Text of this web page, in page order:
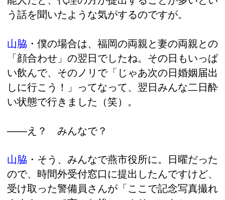
う話を聞いたような気がするのですが。
山脇 ・ 僕の場合は、福岡の両親と妻の両親との
「顔合わせ」の翌日でしたね。その日もいっぱ
い飲んで、そのノリで「じゃあ次の日婚姻届出
しに行こう！」ってなって、翌日みんな二日酔
い状態で行きました（笑）。
――え？ みんなで？
山脇 ・ そう、みんなで燕市役所に。日曜だった
ので、時間外受付窓口に提出したんですけど、
受け取った警備員さんが「ここで記念写真撮れ